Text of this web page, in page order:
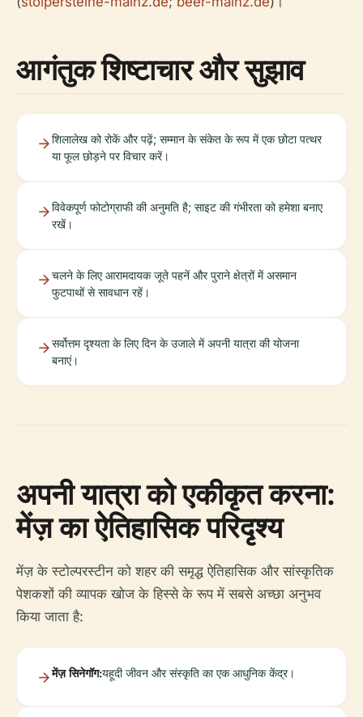
आगंतुक शिष्टाचार और सुझाव
शिलालेख को रोकें और पढ़ें; सम्मान के संकेत के रूप में एक छोटा पत्थर
या फूल छोड़ने पर विचार करें।
विवेकपूर्ण फोटोग्राफी की अनुमति है; साइट की गंभीरता को हमेशा बनाए
रखें।
चलने के लिए आरामदायक जूते पहनें और पुराने क्षेत्रों में असमान
फुटपाथों से सावधान रहें।
सर्वोत्तम दृश्यता के लिए दिन के उजाले में अपनी यात्रा की योजना
बनाएं।
अपनी यात्रा को एकीकृत करना:
मेंज़ का ऐतिहासिक परिदृश्य
मेंज़ के स्टोल्परस्टीन को शहर की समृद्ध ऐतिहासिक और सांस्कृतिक
पेशकशों की व्यापक खोज के हिस्से के रूप में सबसे अच्छा अनुभव
किया जाता है:
मेंज़ सिनेगॉग:यहूदी जीवन और संस्कृति का एक आधुनिक केंद्र।